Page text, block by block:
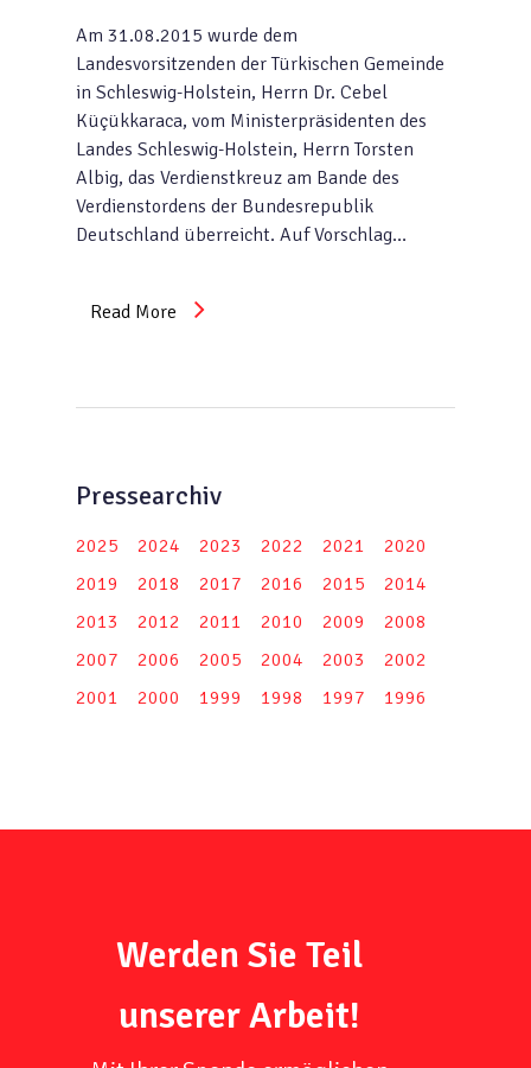
Am 31.08.2015 wurde dem
Landesvorsitzenden der Türkischen Gemeinde
in Schleswig-Holstein, Herrn Dr. Cebel
Küçükkaraca, vom Ministerpräsidenten des
Landes Schleswig-Holstein, Herrn Torsten
Albig, das Verdienstkreuz am Bande des
Verdienstordens der Bundesrepublik
Deutschland überreicht. Auf Vorschlag…
Read More
Pressearchiv
2025 2024 2023 2022 2021
2020
2019
2018 2017 2016 2015
2014
2013
2012 2011 2010 2009
2008
2007
2006 2005 2004 2003
2002
2001
2000 1999 1998 1997 1996
Werden Sie Teil
unserer Arbeit!